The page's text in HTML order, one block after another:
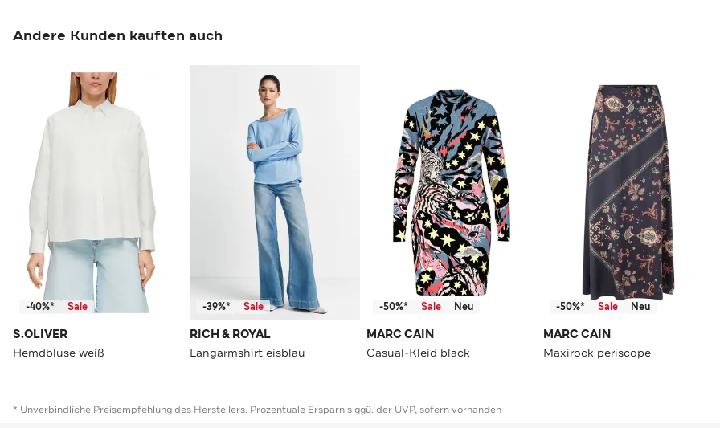
Andere Kunden kauften auch
-40%* Sale
S.OLIVER
Hemdbluse weiß
-39%* Sale
RICH & ROYAL
Langarmshirt eisblau
-50%* Sale Neu
MARC CAIN
Casual-Kleid black
-50%* Sale Neu
MARC CAIN
Maxirock periscope
* Unverbindliche Preisempfehlung des Herstellers. Prozentuale Ersparnis ggü. der UVP, sofern vorhanden